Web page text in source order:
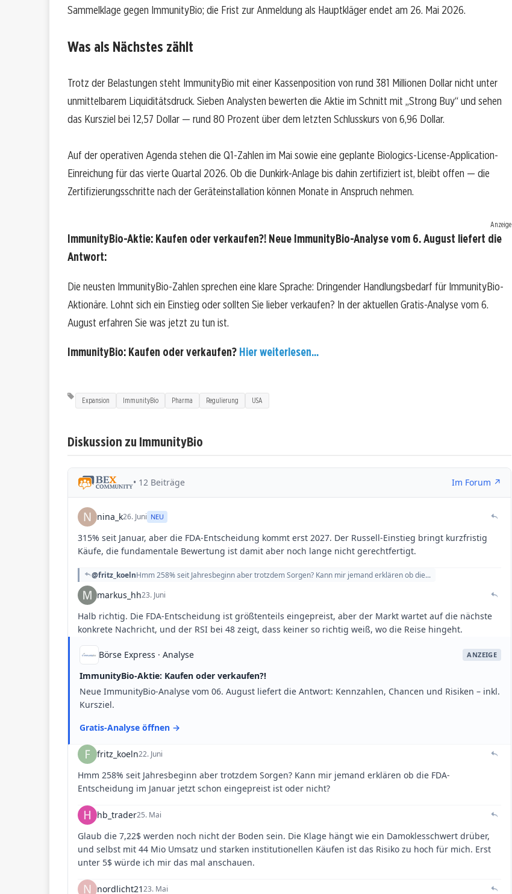
Sammelklage gegen ImmunityBio; die Frist zur Anmeldung als Hauptkläger endet am 26. Mai 2026.
Was als Nächstes zählt
Trotz der Belastungen steht ImmunityBio mit einer Kassenposition von rund 381 Millionen Dollar nicht unter
unmittelbarem Liquiditätsdruck. Sieben Analysten bewerten die Aktie im Schnitt mit „Strong Buy“ und sehen
das Kursziel bei 12,57 Dollar — rund 80 Prozent über dem letzten Schlusskurs von 6,96 Dollar.
Auf der operativen Agenda stehen die Q1-Zahlen im Mai sowie eine geplante Biologics-License-Application-
Einreichung für das vierte Quartal 2026. Ob die Dunkirk-Anlage bis dahin zertifiziert ist, bleibt offen — die
Zertifizierungsschritte nach der Geräteinstallation können Monate in Anspruch nehmen.
Anzeige
ImmunityBio-Aktie: Kaufen oder verkaufen?! Neue ImmunityBio-Analyse vom 6. August liefert die
Antwort:
Die neusten ImmunityBio-Zahlen sprechen eine klare Sprache: Dringender Handlungsbedarf für ImmunityBio-
Aktionäre. Lohnt sich ein Einstieg oder sollten Sie lieber verkaufen? In der aktuellen Gratis-Analyse vom 6.
August erfahren Sie was jetzt zu tun ist.
ImmunityBio: Kaufen oder verkaufen? Hier weiterlesen...
Expansion ImmunityBio Pharma Regulierung USA
Diskussion zu ImmunityBio